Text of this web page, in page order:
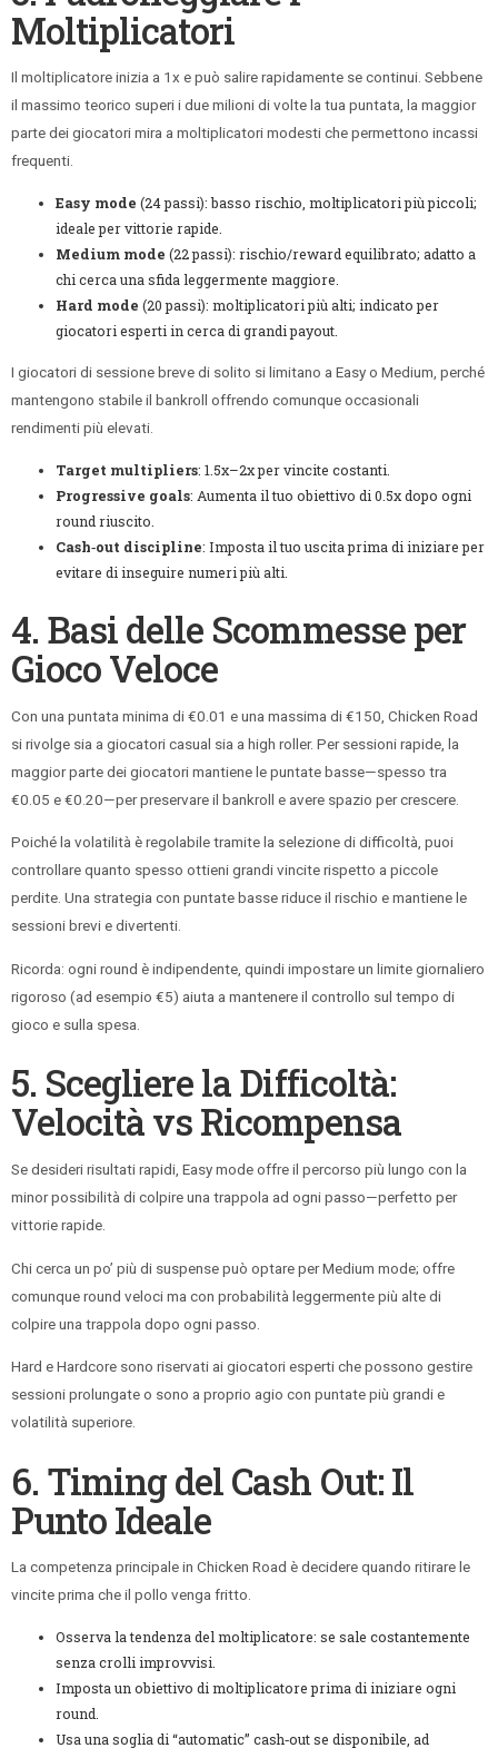
Moltiplicatori
Il moltiplicatore inizia a 1x e può salire rapidamente se continui. Sebbene
il massimo teorico superi i due milioni di volte la tua puntata, la maggior
parte dei giocatori mira a moltiplicatori modesti che permettono incassi
frequenti.
Easy mode (24 passi): basso rischio, moltiplicatori più piccoli;
ideale per vittorie rapide.
Medium mode (22 passi): rischio/reward equilibrato; adatto a
chi cerca una sfida leggermente maggiore.
Hard mode (20 passi): moltiplicatori più alti; indicato per
giocatori esperti in cerca di grandi payout.
I giocatori di sessione breve di solito si limitano a Easy o Medium, perché
mantengono stabile il bankroll offrendo comunque occasionali
rendimenti più elevati.
Target multipliers: 1.5x–2x per vincite costanti.
Progressive goals: Aumenta il tuo obiettivo di 0.5x dopo ogni
round riuscito.
Cash‑out discipline: Imposta il tuo uscita prima di iniziare per
evitare di inseguire numeri più alti.
4. Basi delle Scommesse per
Gioco Veloce
Con una puntata minima di €0.01 e una massima di €150, Chicken Road
si rivolge sia a giocatori casual sia a high roller. Per sessioni rapide, la
maggior parte dei giocatori mantiene le puntate basse—spesso tra
€0.05 e €0.20—per preservare il bankroll e avere spazio per crescere.
Poiché la volatilità è regolabile tramite la selezione di difficoltà, puoi
controllare quanto spesso ottieni grandi vincite rispetto a piccole
perdite. Una strategia con puntate basse riduce il rischio e mantiene le
sessioni brevi e divertenti.
Ricorda: ogni round è indipendente, quindi impostare un limite giornaliero
rigoroso (ad esempio €5) aiuta a mantenere il controllo sul tempo di
gioco e sulla spesa.
5. Scegliere la Difficoltà:
Velocità vs Ricompensa
Se desideri risultati rapidi, Easy mode offre il percorso più lungo con la
minor possibilità di colpire una trappola ad ogni passo—perfetto per
vittorie rapide.
Chi cerca un po’ più di suspense può optare per Medium mode; offre
comunque round veloci ma con probabilità leggermente più alte di
colpire una trappola dopo ogni passo.
Hard e Hardcore sono riservati ai giocatori esperti che possono gestire
sessioni prolungate o sono a proprio agio con puntate più grandi e
volatilità superiore.
6. Timing del Cash Out: Il
Punto Ideale
La competenza principale in Chicken Road è decidere quando ritirare le
vincite prima che il pollo venga fritto.
Osserva la tendenza del moltiplicatore: se sale costantemente
senza crolli improvvisi.
Imposta un obiettivo di moltiplicatore prima di iniziare ogni
round.
Usa una soglia di “automatic” cash‑out se disponibile, ad